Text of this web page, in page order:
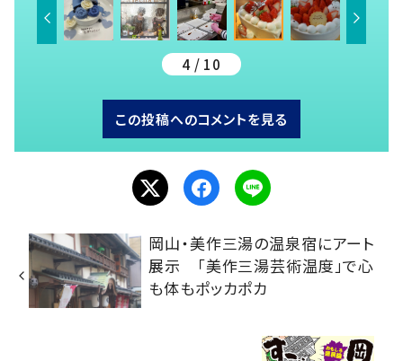
4 / 10
この投稿へのコメントを見る
岡山・美作三湯の温泉宿にアート
展示 「美作三湯芸術温度」で心
も体もポッカポカ